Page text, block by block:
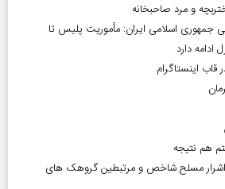
و مرد صاحبخانه
جمهوری اسلامی ایران­: مأموریت پلیس تا
ادامه دارد
اینستاگرام
هم نتیجه
تعداد ۸ نفر از اشرار مسلح شاخص و مرتبطین گروهک های